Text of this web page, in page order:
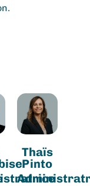
Thaïs
Pinto